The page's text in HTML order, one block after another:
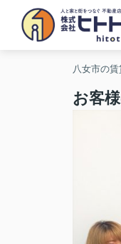
八女市の
お客